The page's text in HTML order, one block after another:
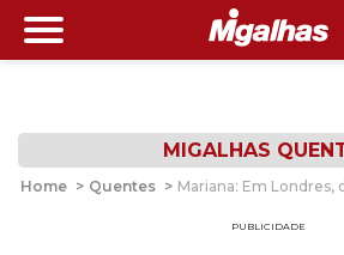
MIGALHAS
Home > Quentes > Mariana: Em Londres,
PUBLICIDADE